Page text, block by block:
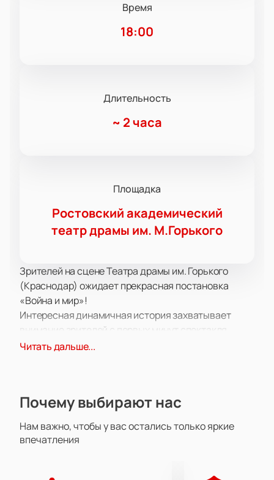
Время
18:00
Длительность
~ 2 часа
Площадка
Ростовский академический
театр драмы им. М.Горького
Зрителей на сцене Театра драмы им. Горького
(Краснодар) ожидает прекрасная постановка
«Война и мир»!
Интересная динамичная история захватывает
внимание зрителей с первых минут спектакля.
Поверьте, вы не сможете оторвать глаз от сцены ни
Уверены, что вы не единожды за время просмотра
поступил бы я?». В этой постановке тонко
переплетены сопереживание, сочувствие, а также
временными и кажущимися.
Читать дальше...
Почему выбирают нас
Нам важно, чтобы у вас остались только яркие
впечатления